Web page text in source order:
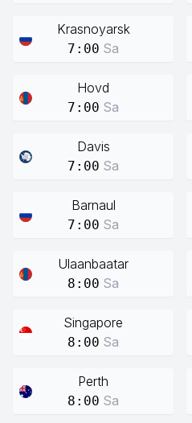
Krasnoyarsk
7:00 Sa
Hovd
7:00 Sa
Davis
7:00 Sa
Barnaul
7:00 Sa
Ulaanbaatar
8:00 Sa
Singapore
8:00 Sa
Perth
8:00 Sa